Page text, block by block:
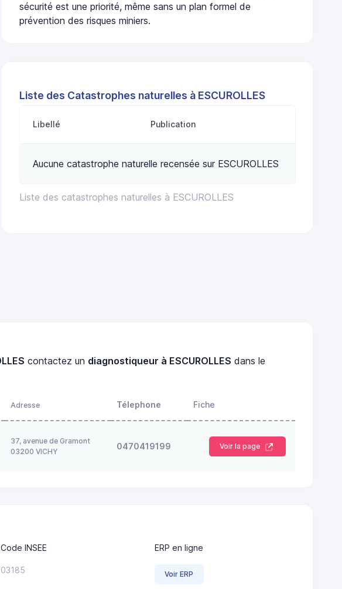
sécurité est une priorité, même sans un plan formel de
prévention des risques miniers.
Liste des Catastrophes naturelles à ESCUROLLES
Liste des catastrophes naturelles à ESCUROLLES
Libellé Publication
Aucune catastrophe naturelle recensée sur ESCUROLLES
contactez un diagnostiqueur à ESCUROLLES dans le
Adresse Télephone Fiche
37, avenue de Gramont
03200 VICHY
0470419199 Voir la page
Code INSEE ERP en ligne
03185 Voir ERP